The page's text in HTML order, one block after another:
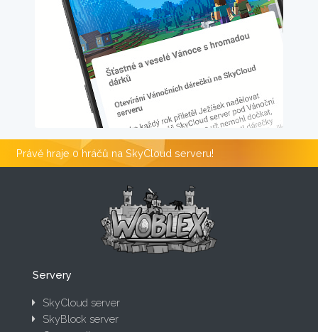
Právě hraje 0 hráčů na SkyCloud serveru!
Servery
SkyCloud server
SkyBlock server